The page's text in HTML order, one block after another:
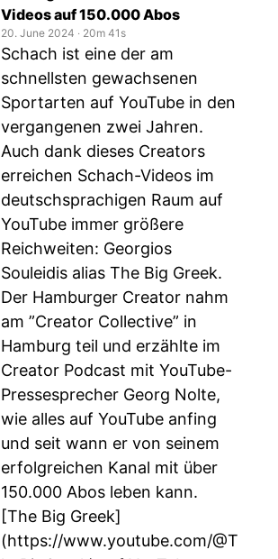
Videos auf 150.000 Abos
20. June 2024 ‧ 20m 41s
Schach ist eine der am
schnellsten gewachsenen
Sportarten auf YouTube in den
vergangenen zwei Jahren.
Auch dank dieses Creators
erreichen Schach-Videos im
deutschsprachigen Raum auf
YouTube immer größere
Reichweiten: Georgios
Souleidis alias The Big Greek.
Der Hamburger Creator nahm
am ”Creator Collective” in
Hamburg teil und erzählte im
Creator Podcast mit YouTube-
Pressesprecher Georg Nolte,
wie alles auf YouTube anfing
und seit wann er von seinem
erfolgreichen Kanal mit über
150.000 Abos leben kann.
[The Big Greek]
(https://www.youtube.com/@T